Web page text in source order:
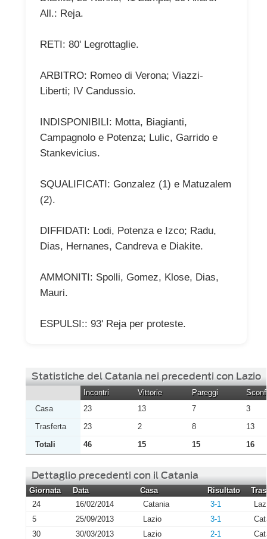
All.: Reja.
RETI: 80' Legrottaglie.
ARBITRO: Romeo di Verona; Viazzi-
Liberti; IV Candussio.
INDISPONIBILI: Motta, Biagianti,
Campagnolo e Potenza; Lulic, Garrido e
Stankevicius.
SQUALIFICATI: Gonzalez (1) e Matuzalem
(2).
DIFFIDATI: Lodi, Potenza e Izco; Radu,
Dias, Hernanes, Candreva e Diakite.
AMMONITI: Spolli, Gomez, Klose, Dias,
Mauri.
ESPULSI:: 93' Reja per proteste.
Statistiche del Catania nei precedenti con Lazio
Incontri Vittorie Pareggi
Casa
23 13 7
3
Trasferta
23 2 8
13
Totali
46 15 15 16
Dettaglio precedenti con il Catania
Giornata Data Casa Risultato
24
16/02/2014 Catania 3-1
5
25/09/2013 Lazio 3-1
30
30/03/2013 Lazio 2-1